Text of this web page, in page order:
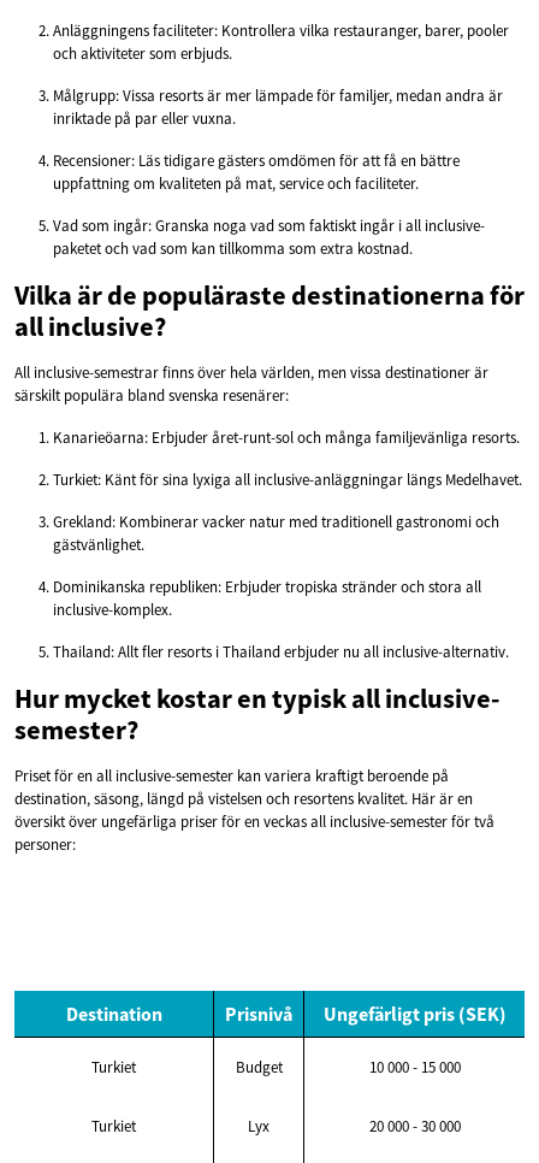
Anläggningens faciliteter: Kontrollera vilka restauranger, barer, pooler
och aktiviteter som erbjuds.
Målgrupp: Vissa resorts är mer lämpade för familjer, medan andra är
inriktade på par eller vuxna.
Recensioner: Läs tidigare gästers omdömen för att få en bättre
uppfattning om kvaliteten på mat, service och faciliteter.
Vad som ingår: Granska noga vad som faktiskt ingår i all inclusive-
paketet och vad som kan tillkomma som extra kostnad.
Vilka är de populäraste destinationerna för
all inclusive?
All inclusive-semestrar finns över hela världen, men vissa destinationer är
särskilt populära bland svenska resenärer:
Kanarieöarna: Erbjuder året-runt-sol och många familjevänliga resorts.
Turkiet: Känt för sina lyxiga all inclusive-anläggningar längs Medelhavet.
Grekland: Kombinerar vacker natur med traditionell gastronomi och
gästvänlighet.
Dominikanska republiken: Erbjuder tropiska stränder och stora all
inclusive-komplex.
Thailand: Allt fler resorts i Thailand erbjuder nu all inclusive-alternativ.
Hur mycket kostar en typisk all inclusive-
semester?
Priset för en all inclusive-semester kan variera kraftigt beroende på
destination, säsong, längd på vistelsen och resortens kvalitet. Här är en
översikt över ungefärliga priser för en veckas all inclusive-semester för två
personer:
Destination Prisnivå Ungefärligt pris (SEK)
Turkiet Budget 10 000 - 15 000
Turkiet Lyx 20 000 - 30 000